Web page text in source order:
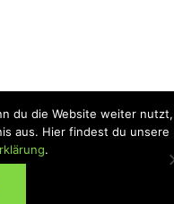
du die Website weiter nutzt,
aus. Hier findest du unsere
.